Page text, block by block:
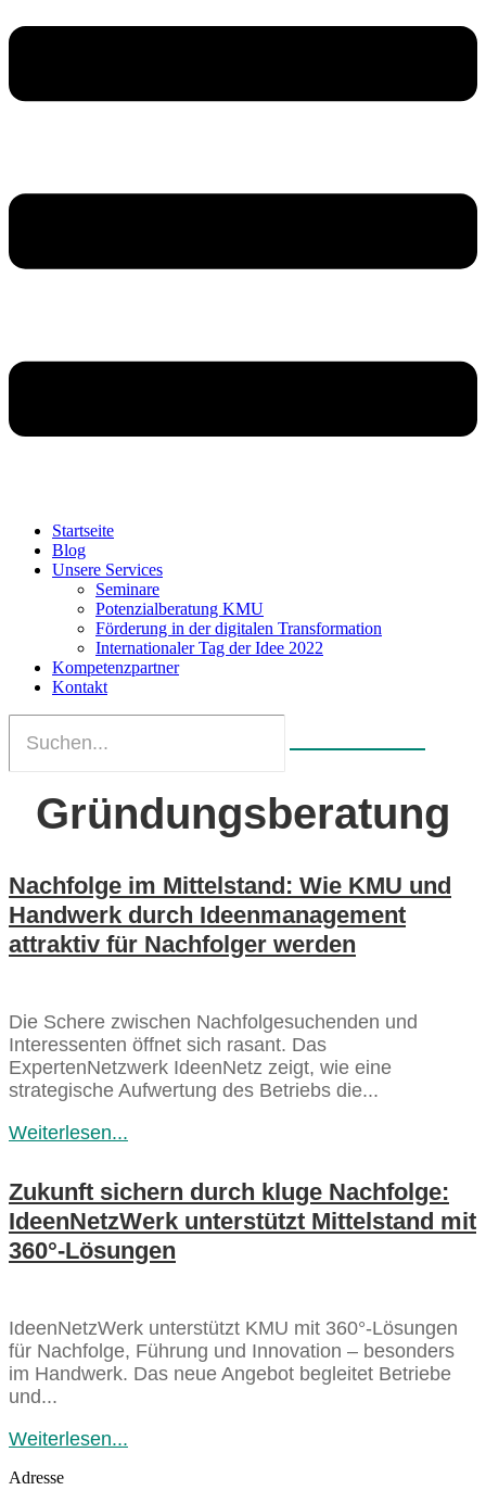
Startseite
Blog
Unsere Services
Seminare
Potenzialberatung KMU
Förderung in der digitalen Transformation
Internationaler Tag der Idee 2022
Kompetenzpartner
Kontakt
Gründungsberatung
Nachfolge im Mittelstand: Wie KMU und
Handwerk durch Ideenmanagement
attraktiv für Nachfolger werden
Die Schere zwischen Nachfolgesuchenden und
Interessenten öffnet sich rasant. Das
ExpertenNetzwerk IdeenNetz zeigt, wie eine
strategische Aufwertung des Betriebs die...
Weiterlesen...
Zukunft sichern durch kluge Nachfolge:
IdeenNetzWerk unterstützt Mittelstand mit
360°-Lösungen
IdeenNetzWerk unterstützt KMU mit 360°-Lösungen
für Nachfolge, Führung und Innovation – besonders
im Handwerk. Das neue Angebot begleitet Betriebe
und...
Weiterlesen...
Adresse